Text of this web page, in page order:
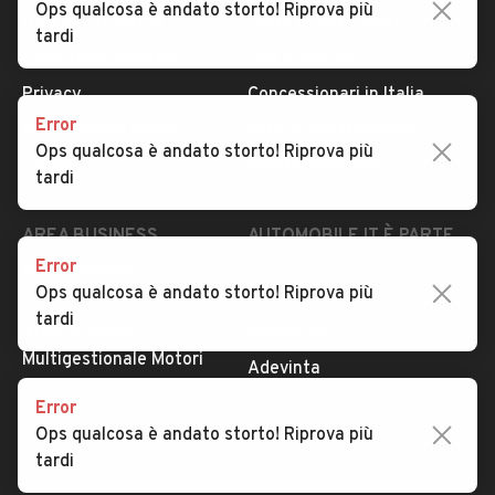
Dati identificativi
Privacy
Impostazioni Privacy
Security
Tutte le auto usate
Concessionari in Italia
Valutazione auto
AREA BUSINESS
Registrazione
concessionario
Multigestionale Motori
AUTOMOBILE.IT È PARTE
subito.it
Adevinta
SEGUICI
Ops qualcosa è andato storto! Riprova più
tardi
Error
Ops qualcosa è andato storto! Riprova più
tardi
Error
Ops qualcosa è andato storto! Riprova più
tardi
Error
Ops qualcosa è andato storto! Riprova più
tardi